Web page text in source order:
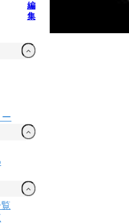
編
集